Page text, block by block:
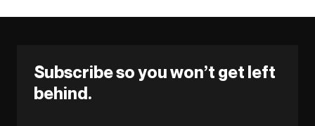
Subscribe so you won’t get left
behind.